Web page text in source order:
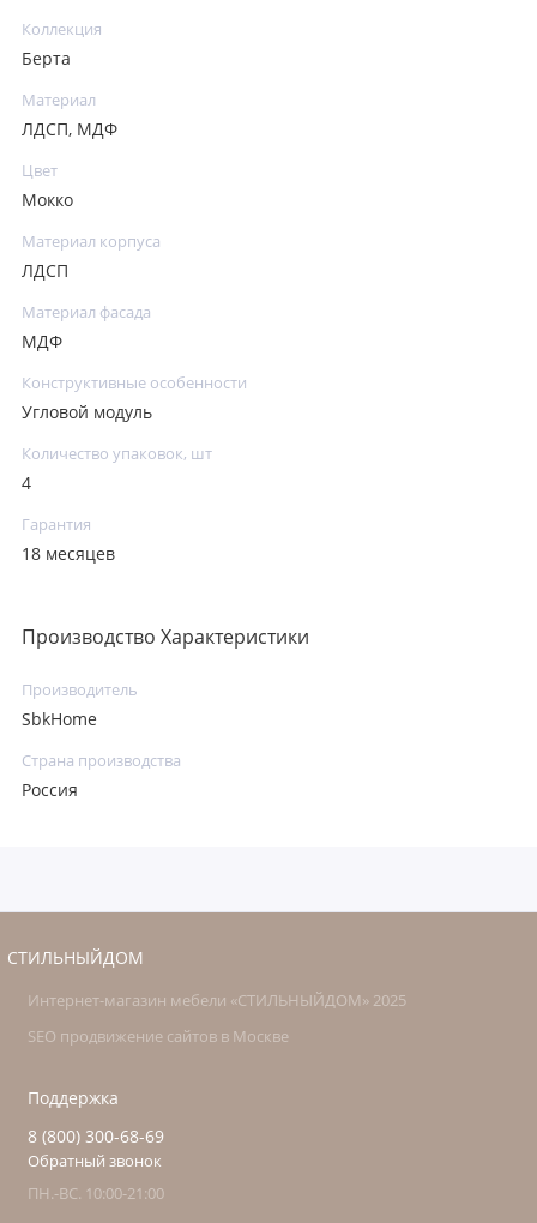
Коллекция
Берта
Материал
ЛДСП, МДФ
Цвет
Мокко
Материал корпуса
ЛДСП
Материал фасада
МДФ
Конструктивные особенности
Угловой модуль
Количество упаковок, шт
4
Гарантия
18 месяцев
Производство Характеристики
Производитель
SbkHome
Страна производства
Россия
СТИЛЬНЫЙДОМ
Интернет-магазин мебели «СТИЛЬНЫЙДОМ» 2025
SEO продвижение сайтов в Москве
Поддержка
8 (800) 300-68-69
Обратный звонок
ПН.-ВС. 10:00-21:00